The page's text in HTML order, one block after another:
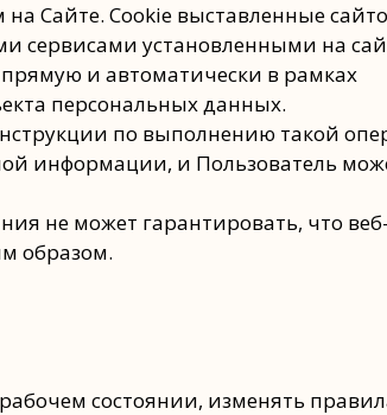
Сайте. Сookie выставленные
сервисами установленными на
и автоматически в рамках
персональных данных.
по выполнению такой
информации, и Пользователь
не может гарантировать, что
образом.
состоянии, изменять